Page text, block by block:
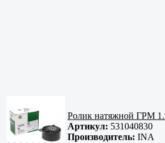
Ролик натяжной ГРМ
Артикул: 531040830
Производитель: INA